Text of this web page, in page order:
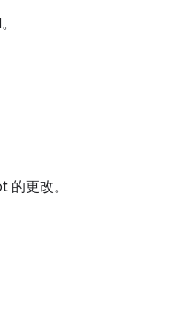
的更改。